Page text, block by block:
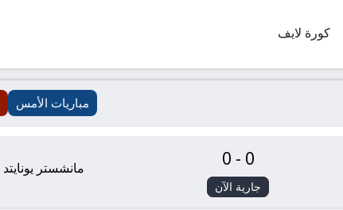
كورة لايف
مباريات الأمس
0-0
جارية الآن
مانشستر يونايتد